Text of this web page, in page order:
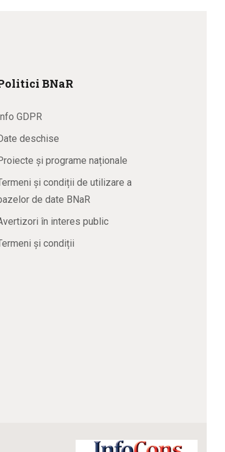
BNaR
GDPR
deschise
și programe naționale
și condiții de utilizare a
de date BNaR
în interes public
și condiții